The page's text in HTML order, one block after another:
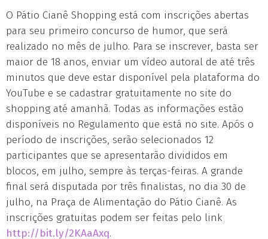
O Pátio Cianê Shopping está com inscrições abertas
para seu primeiro concurso de humor, que será
realizado no mês de julho. Para se inscrever, basta ser
maior de 18 anos, enviar um vídeo autoral de até três
minutos que deve estar disponível pela plataforma do
YouTube e se cadastrar gratuitamente no site do
shopping até amanhã. Todas as informações estão
disponíveis no Regulamento que está no site. Após o
período de inscrições, serão selecionados 12
participantes que se apresentarão divididos em
blocos, em julho, sempre às terças-feiras. A grande
final será disputada por três finalistas, no dia 30 de
julho, na Praça de Alimentação do Pátio Cianê. As
inscrições gratuitas podem ser feitas pelo link
http://bit.ly/2KAaAxq.